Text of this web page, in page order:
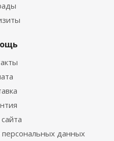
персональных данных